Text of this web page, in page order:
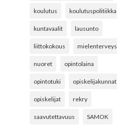
koulutus koulutuspolitiikka
kuntavaalit lausunto
liittokokous mielenterveys
nuoret opintolaina
opintotuki opiskelijakunnat
opiskelijat rekry
saavutettavuus SAMOK